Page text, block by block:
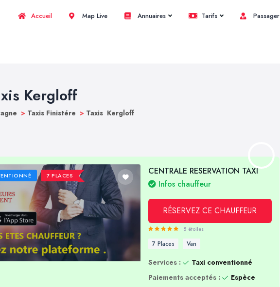
Accueil Map Live Annuaires Tarifs Passager
Kergloff
> Taxis Finistére > Taxis Kergloff
7 PLACES
CENTRALE RESERVATION TAXI
Infos chauffeur
RÉSERVEZ CE CHAUFFEUR
5 étoiles
7 Places Van
Services :
Taxi conventionné
Paiements acceptés :
Espèce